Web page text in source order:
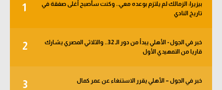
1
بيزيرا: الزمالك لم يلتزم بوعده معي.. وكنت سأصبح أغلى صفقة في
تاريخ النادي
2
خبر في الجول - الأهلي يبدأ من دور الـ 32.. والثلاثي المصري يشارك
قاريا من التمهيدي الأول
3 خبر في الجول – الأهلي يقرر الاستنغاء عن عمر كمال